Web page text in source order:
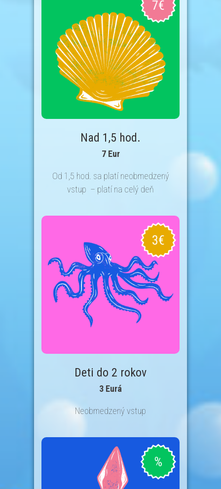
Nad 1,5 hod.
7 Eur
Od 1,5 hod. sa platí neobmedzený
vstup – platí na celý deň
Deti do 2 rokov
3 Eurá
Neobmedzený vstup